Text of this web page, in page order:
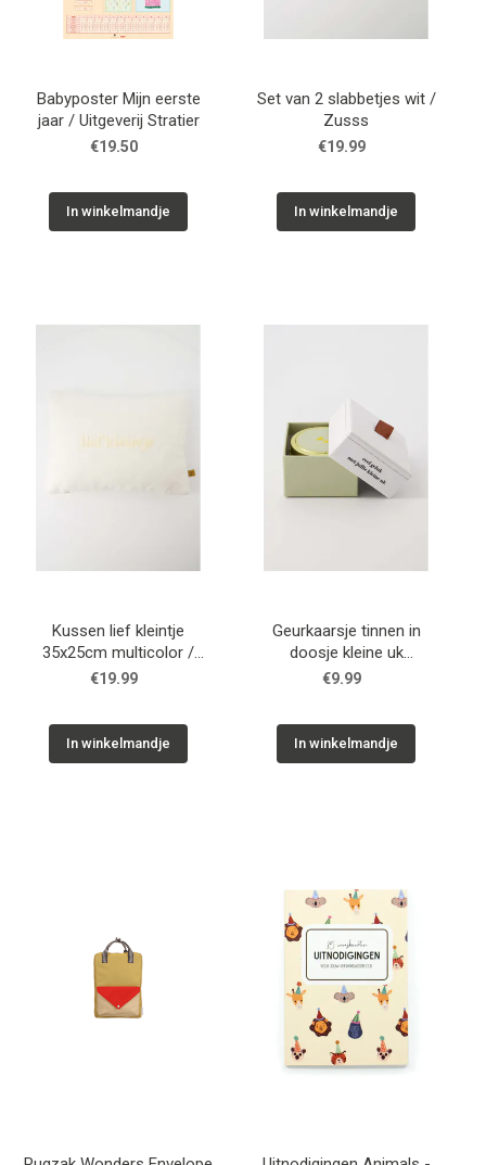
Babyposter Mijn eerste
jaar / Uitgeverij Stratier
€19.50
In winkelmandje
Set van 2 slabbetjes wit /
Zusss
€19.99
In winkelmandje
Kussen lief kleintje
35x25cm multicolor /
Zusss
€19.99
In winkelmandje
Geurkaarsje tinnen in
doosje kleine uk
multicolor / Zusss
€9.99
In winkelmandje